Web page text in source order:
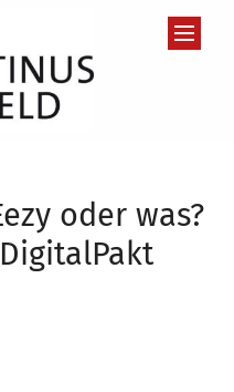
oder was?